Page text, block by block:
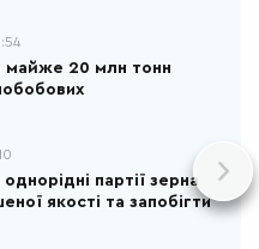
майже 20 млн тонн
партії зерна
якості та запобігти